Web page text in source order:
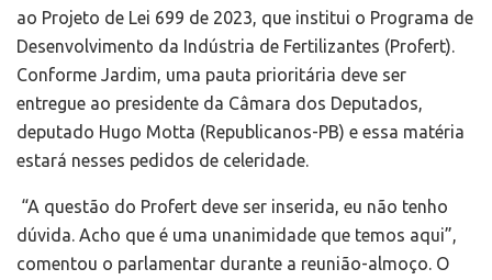
ao Projeto de Lei 699 de 2023, que institui o Programa de
Desenvolvimento da Indústria de Fertilizantes (Profert).
Conforme Jardim, uma pauta prioritária deve ser
entregue ao presidente da Câmara dos Deputados,
deputado Hugo Motta (Republicanos-PB) e essa matéria
estará nesses pedidos de celeridade.
“A questão do Profert deve ser inserida, eu não tenho
dúvida. Acho que é uma unanimidade que temos aqui”,
comentou o parlamentar durante a reunião-almoço. O